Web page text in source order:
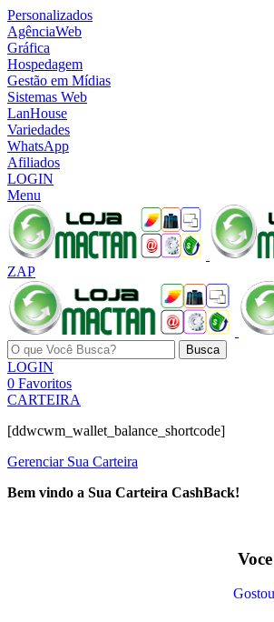
Personalizados
AgênciaWeb
Gráfica
Hospedagem
Gestão em Mídias
Sistemas Web
LanHouse
Variedades
WhatsApp
Afiliados
LOGIN
Menu
ZAP
Busca
LOGIN
0 Favoritos
CARTEIRA
[ddwcwm_wallet_balance_shortcode]
Gerenciar Sua Carteira
Bem vindo a Sua Carteira CashBack!